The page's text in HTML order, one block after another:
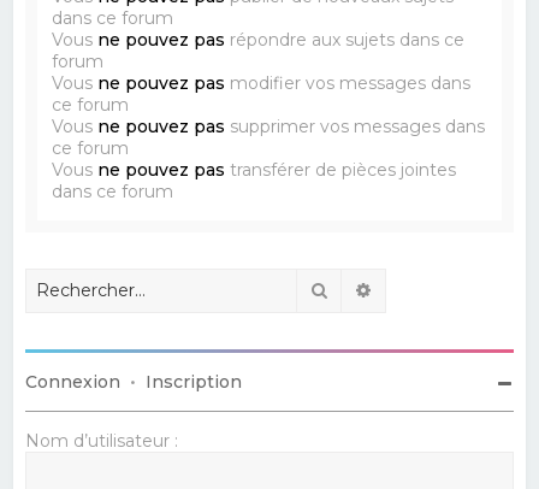
dans ce forum
Vous ne pouvez pas répondre aux sujets dans ce
forum
Vous ne pouvez pas modifier vos messages dans
ce forum
Vous ne pouvez pas supprimer vos messages dans
ce forum
Vous ne pouvez pas transférer de pièces jointes
dans ce forum
Rechercher
Connexion • Inscription
Nom d’utilisateur :